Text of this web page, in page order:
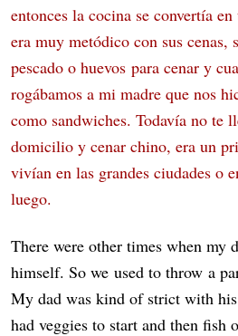
entonces la cocina se convertía
era muy metódico con sus cenas,
pescado o huevos para cenar y
rogábamos a mi madre que nos
como sandwiches. Todavía no te
domicilio y cenar chino, era un
vivían en las grandes ciudades o
luego.
There were other times when my
himself. So we used to throw a
My dad was kind of strict with
had veggies to start and then fish